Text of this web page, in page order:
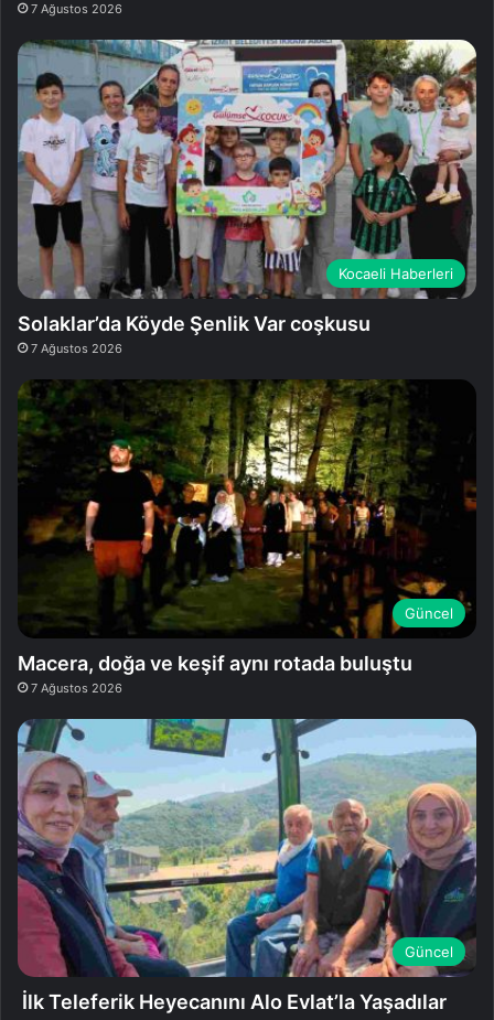
7 Ağustos 2026
Kocaeli Haberleri
Solaklar’da Köyde Şenlik Var coşkusu
7 Ağustos 2026
Güncel
Macera, doğa ve keşif aynı rotada buluştu
7 Ağustos 2026
Güncel
İlk Teleferik Heyecanını Alo Evlat’la Yaşadılar